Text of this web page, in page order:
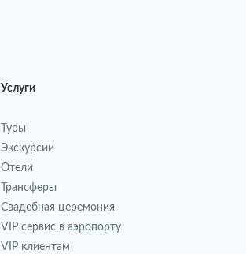
Услуги
Туры
Экскурсии
Отели
Трансферы
Свадебная церемония
VIP сервис в аэропорту
VIP клиентам